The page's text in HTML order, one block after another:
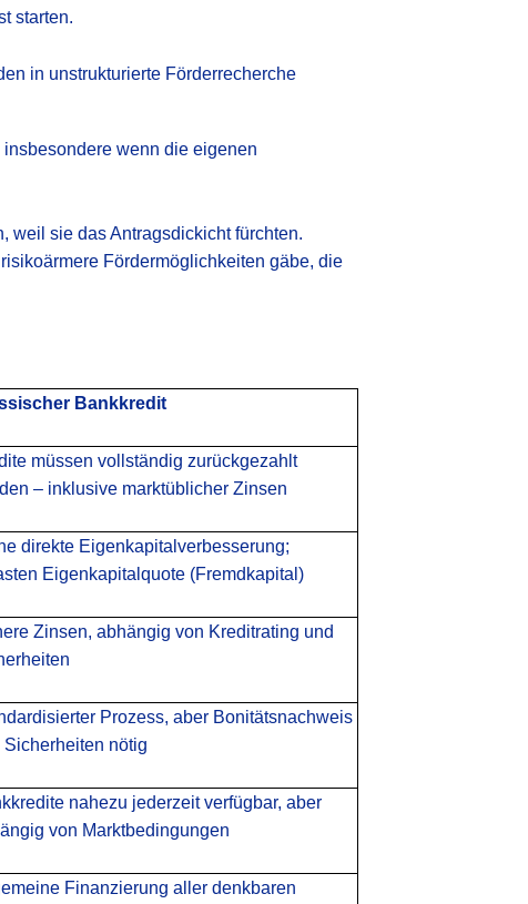
starten.
in unstrukturierte Förderrecherche
wenn die eigenen
weil sie das Antragsdickicht fürchten.
Fördermöglichkeiten gäbe, die
Bankkredit
müssen vollständig zurückgezahlt
– inklusive marktüblicher Zinsen
direkte Eigenkapitalverbesserung;
Eigenkapitalquote (Fremdkapital)
Zinsen, abhängig von Kreditrating und
Prozess, aber Bonitätsnachweis
Sicherheiten nötig
nahezu jederzeit verfügbar, aber
von Marktbedingungen
Finanzierung aller denkbaren